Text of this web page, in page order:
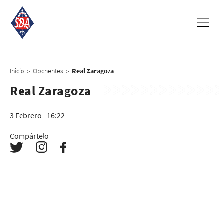
Inicio > Oponentes > Real Zaragoza
Real Zaragoza
3 Febrero - 16:22
Compártelo